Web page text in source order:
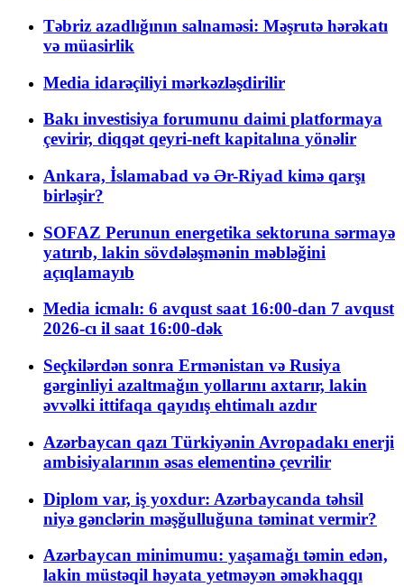
Təbriz azadlığının salnaməsi: Məşrutə hərəkatı
və müasirlik
Media idarəçiliyi mərkəzləşdirilir
Bakı investisiya forumunu daimi platformaya
çevirir, diqqət qeyri-neft kapitalına yönəlir
Ankara, İslamabad və Ər-Riyad kimə qarşı
birləşir?
SOFAZ Perunun energetika sektoruna sərmayə
yatırıb, lakin sövdələşmənin məbləğini
açıqlamayıb
Media icmalı: 6 avqust saat 16:00-dan 7 avqust
2026-cı il saat 16:00-dək
Seçkilərdən sonra Ermənistan və Rusiya
gərginliyi azaltmağın yollarını axtarır, lakin
əvvəlki ittifaqa qayıdış ehtimalı azdır
Azərbaycan qazı Türkiyənin Avropadakı enerji
ambisiyalarının əsas elementinə çevrilir
Diplom var, iş yoxdur: Azərbaycanda təhsil
niyə gənclərin məşğulluğuna təminat vermir?
Azərbaycan minimumu: yaşamağı təmin edən,
lakin müstəqil həyata yetməyən əməkhaqqı